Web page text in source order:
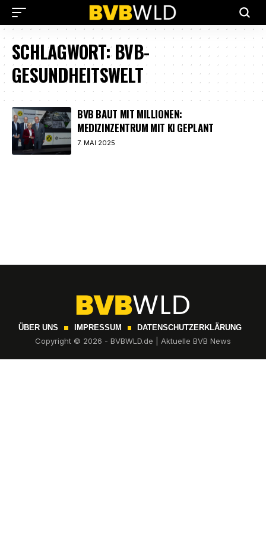
SCHLAGWORT:BVB-
GESUNDHEITSWELT
BVB BAUT MIT MILLIONEN:
MEDIZINZENTRUM MIT KI GEPLANT
7. MAI 2025
ÜBER UNS IMPRESSUM DATENSCHUTZERKLÄRUNG
Copyright © 2026 - BVBWLD.de | Aktuelle BVB News